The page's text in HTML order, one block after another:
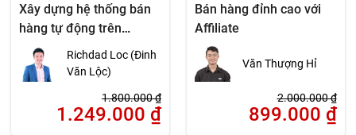
Xây dựng hệ thống bán
hàng tự động trên
Internet A-Z
Richdad Loc (Đinh
Văn Lộc)
1.800.000₫
1.249.000 ₫
Bán hàng đỉnh cao với
Affiliate
Văn Thượng Hỉ
2.000.000₫
899.000 ₫